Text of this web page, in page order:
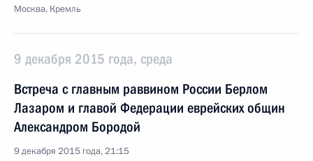
Москва, Кремль
9 декабря 2015 года, среда
Встреча с главным раввином России Берлом
Лазаром и главой Федерации еврейских общин
Александром Бородой
9 декабря 2015 года, 21:15